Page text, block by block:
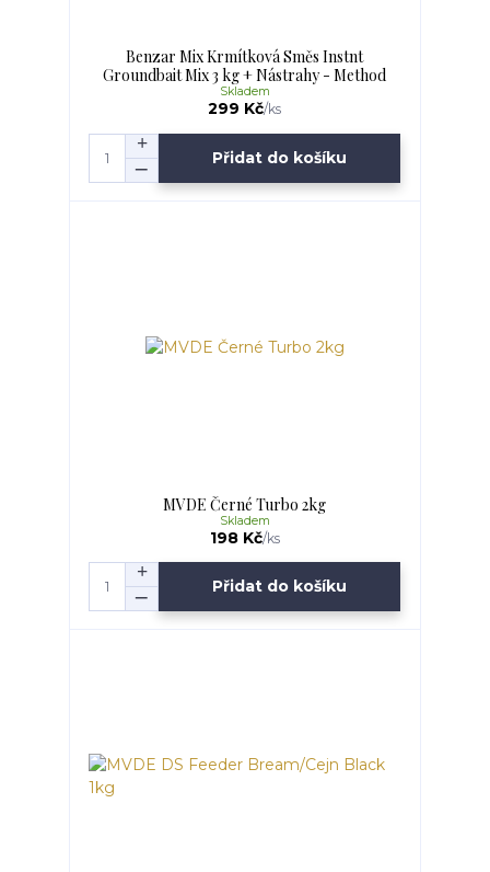
Benzar Mix Krmítková Směs Instnt
Groundbait Mix 3 kg + Nástrahy - Method
299 Kč/ks
Skladem
Přidat do košíku
MVDE Černé Turbo 2kg
198 Kč/ks
Skladem
Přidat do košíku